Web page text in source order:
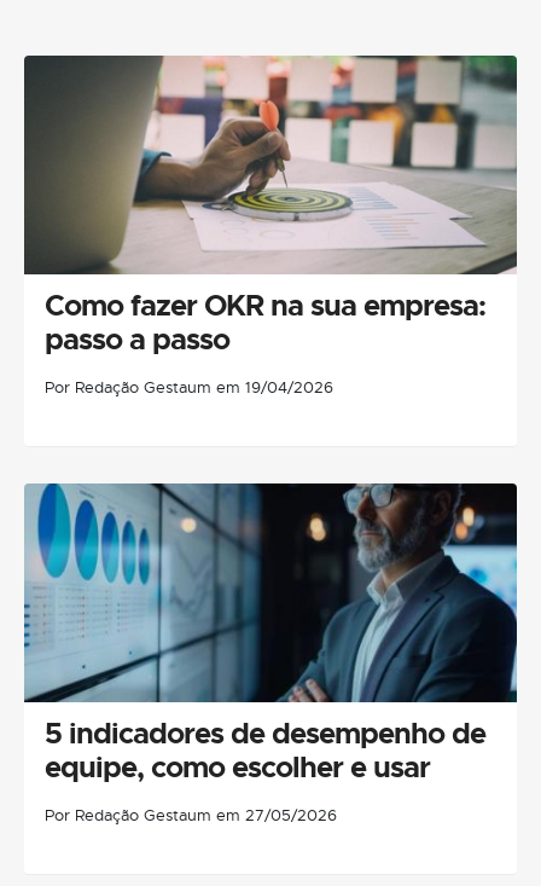
Como fazer OKR na sua empresa:
passo a passo
Por Redação Gestaum em 19/04/2026
5 indicadores de desempenho de
equipe, como escolher e usar
Por Redação Gestaum em 27/05/2026